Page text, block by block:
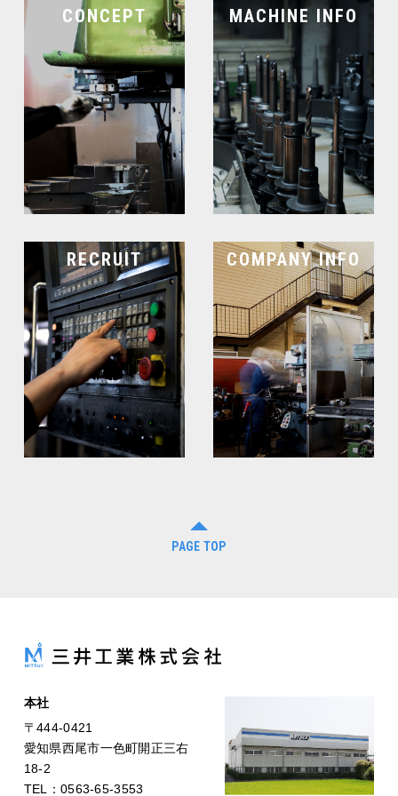
CONCEPT MACHINE INFO
RECRUIT COMPANY INFO
PAGE TOP
本社
〒444-0421
愛知県西尾市一色町開正三右
18-2
TEL：0563-65-3553